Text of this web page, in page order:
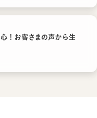
！お客さまの声から生